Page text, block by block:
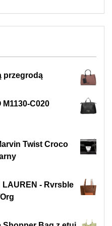
przegrodą
C020
Twist Croco
- Rvrsble